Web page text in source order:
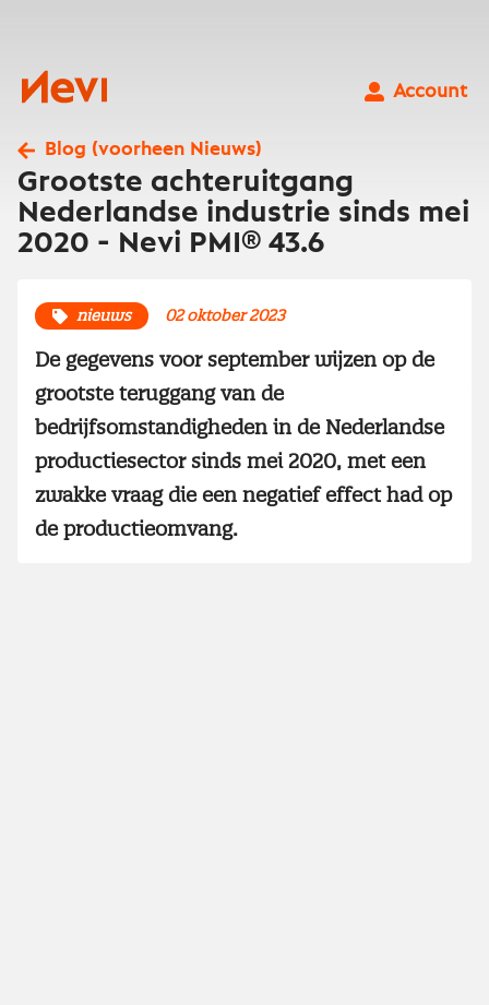
Nevi
Account
Blog (voorheen Nieuws)
Grootste achteruitgang
Nederlandse industrie sinds mei
2020 - Nevi PMI® 43.6
nieuws 02 oktober 2023
De gegevens voor september wijzen op de
grootste teruggang van de
bedrijfsomstandigheden in de Nederlandse
productiesector sinds mei 2020, met een
zwakke vraag die een negatief effect had op
de productieomvang.